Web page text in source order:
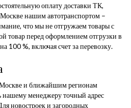
оплату доставки ТК,
Москве нашим автотранспортом –
что мы не отгружаем товары с
перед оформлением отгрузки в
100 %, включая счет за перевозку.
Москве и ближайшим регионам
нашему менеджеру точный адрес
новостроек и загородных